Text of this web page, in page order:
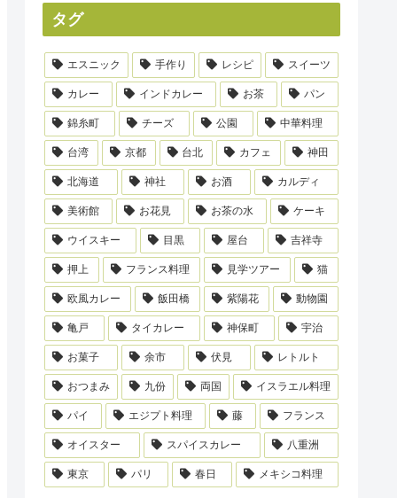
タグ
エスニック 手作り レシピ スイーツ
カレー インドカレー お茶 パン
錦糸町 チーズ 公園 中華料理
台湾 京都 台北 カフェ 神田
北海道 神社 お酒 カルディ
美術館 お花見 お茶の水 ケーキ
ウイスキー 目黒 屋台 吉祥寺
押上 フランス料理 見学ツアー 猫
欧風カレー 飯田橋 紫陽花 動物園
亀戸 タイカレー 神保町 宇治
お菓子 余市 伏見 レトルト
おつまみ 九份 両国 イスラエル料理
パイ エジプト料理 藤 フランス
オイスター スパイスカレー 八重洲
東京 パリ 春日 メキシコ料理